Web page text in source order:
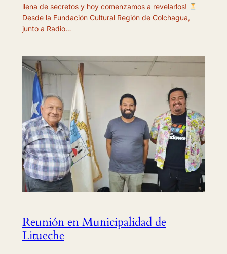
llena de secretos y hoy comenzamos a revelarlos!
Desde la Fundación Cultural Región de Colchagua,
junto a Radio…
Reunión en Municipalidad de
Litueche